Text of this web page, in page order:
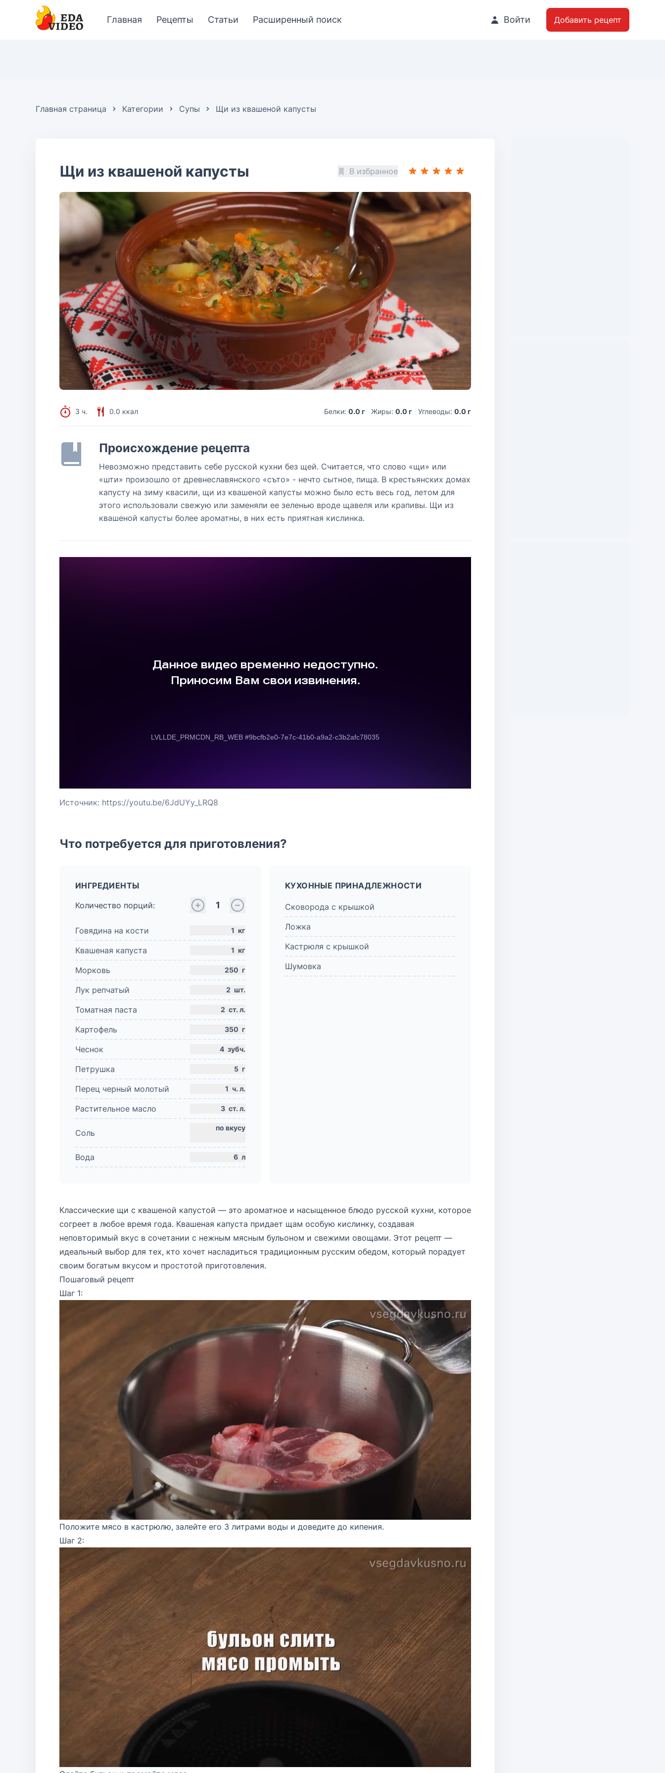
Главная Рецепты Статьи Расширенный поиск Войти Добавить рецепт
Главная страница Категории Супы Щи из квашеной капусты
Щи из квашеной капусты В избранное
3 ч. 0.0 ккал Белки: 0.0 г Жиры: 0.0 г Углеводы: 0.0 г
Происхождение рецепта
Невозможно представить себе русской кухни без щей. Считается, что слово «щи» или
«шти» произошло от древнеславянского «съто» - нечто сытное, пища. В крестьянских домах
капусту на зиму квасили, щи из квашеной капусты можно было есть весь год, летом для
этого использовали свежую или заменяли ее зеленью вроде щавеля или крапивы. Щи из
квашеной капусты более ароматны, в них есть приятная кислинка.
Источник: https://youtu.be/6JdUYy_LRQ8
Что потребуется для приготовления?
ИНГРЕДИЕНТЫ
Количество порций:
1
Говядина на кости 1 кг
Квашеная капуста 1 кг
Морковь 250 г
Лук репчатый 2 шт.
Томатная паста 2 ст. л.
Картофель 350 г
Чеснок 4 зубч.
Петрушка 5 г
Перец черный молотый 1 ч. л.
Растительное масло 3 ст. л.
Соль
Вода 6 л
КУХОННЫЕ ПРИНАДЛЕЖНОСТИ
Сковорода с крышкой
Ложка
Кастрюля с крышкой
Шумовка
Классические щи с квашеной капустой — это ароматное и насыщенное блюдо русской кухни, которое
согреет в любое время года. Квашеная капуста придает щам особую кислинку, создавая
неповторимый вкус в сочетании с нежным мясным бульоном и свежими овощами. Этот рецепт —
идеальный выбор для тех, кто хочет насладиться традиционным русским обедом, который порадует
своим богатым вкусом и простотой приготовления.
Пошаговый рецепт
Шаг 1:
Положите мясо в кастрюлю, залейте его 3 литрами воды и доведите до кипения.
Шаг 2: